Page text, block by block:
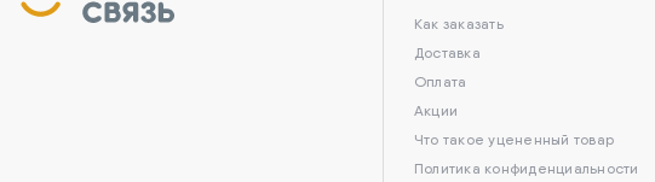
Как заказать
Доставка
Оплата
Акции
Что такое уцененный товар
Политика конфиденциальности